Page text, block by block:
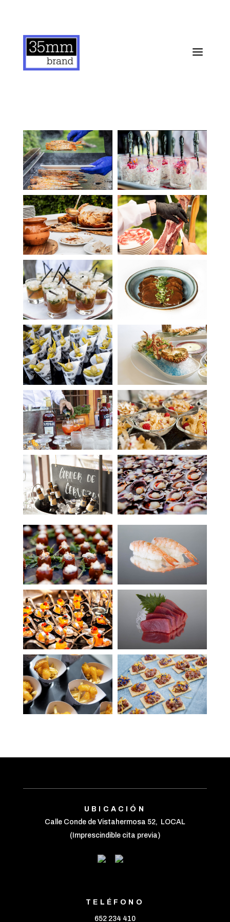
UBICACIÓN
Calle Conde de Vistahermosa 52, LOCAL
(Imprescindible cita previa)
TELÉFONO
652 234 410